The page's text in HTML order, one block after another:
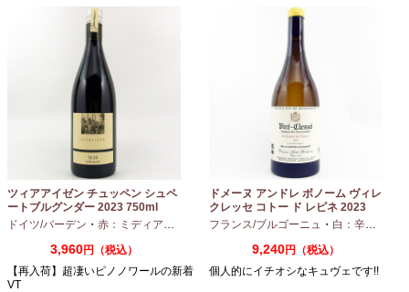
ツィアアイゼン チュッペン シュペ
ートブルグンダー 2023 750ml
ドイツ/バーデン ・ 赤：ミディアムボディ ・ピノノワール
3,960円（税込）
【再入荷】超凄いピノノワールの新着
VT
ドメーヌ アンドレ ボノーム ヴィレ
クレッセ コトー ド レピネ 2023
750ml
フランス/ブルゴーニュ ・ 白：辛口
9,240円（税込）
個人的にイチオシなキュヴェです!!